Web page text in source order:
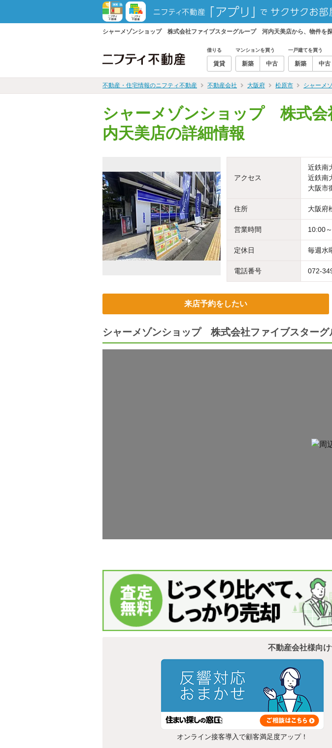
シャーメゾンショップ 株式会社ファイブスターグループ 河内天美店から、物件を
借りる
賃貸
マンションを買う
新築 中古
一戸建てを買う
新築 中古
不動産・住宅情報のニフティ不動産 不動産会社 大阪府 松原市 シャーメ
シャーメゾンショップ 株式
内天美店の詳細情報
アクセス
近鉄南
近鉄南
大阪市
住所 大阪府
営業時間 10:00
定休日 毎週水
電話番号 072-
来店予約をしたい
シャーメゾンショップ 株式会社ファイブスター
不動産会社様向
オンライン接客導入で顧客満足度アップ！